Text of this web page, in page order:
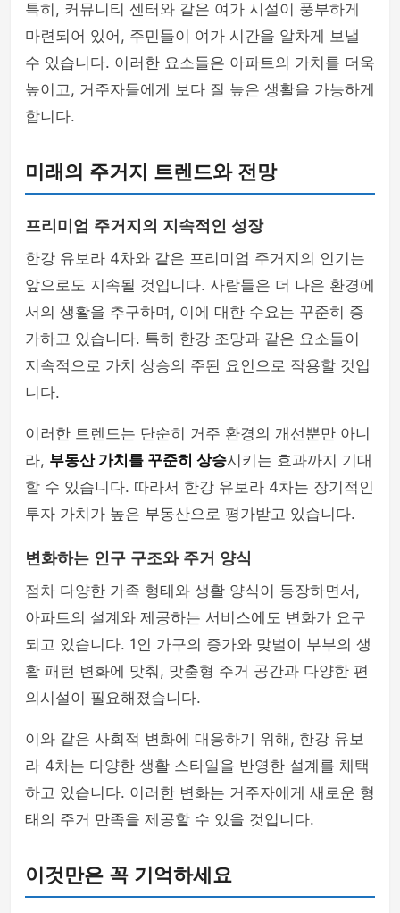
특히, 커뮤니티 센터와 같은 여가 시설이 풍부하게
마련되어 있어, 주민들이 여가 시간을 알차게 보낼
수 있습니다. 이러한 요소들은 아파트의 가치를 더욱
높이고, 거주자들에게 보다 질 높은 생활을 가능하게
합니다.
미래의 주거지 트렌드와 전망
프리미엄 주거지의 지속적인 성장
한강 유보라 4차와 같은 프리미엄 주거지의 인기는
앞으로도 지속될 것입니다. 사람들은 더 나은 환경에
서의 생활을 추구하며, 이에 대한 수요는 꾸준히 증
가하고 있습니다. 특히 한강 조망과 같은 요소들이
지속적으로 가치 상승의 주된 요인으로 작용할 것입
니다.
이러한 트렌드는 단순히 거주 환경의 개선뿐만 아니
라, 부동산 가치를 꾸준히 상승시키는 효과까지 기대
할 수 있습니다. 따라서 한강 유보라 4차는 장기적인
투자 가치가 높은 부동산으로 평가받고 있습니다.
변화하는 인구 구조와 주거 양식
점차 다양한 가족 형태와 생활 양식이 등장하면서,
아파트의 설계와 제공하는 서비스에도 변화가 요구
되고 있습니다. 1인 가구의 증가와 맞벌이 부부의 생
활 패턴 변화에 맞춰, 맞춤형 주거 공간과 다양한 편
의시설이 필요해졌습니다.
이와 같은 사회적 변화에 대응하기 위해, 한강 유보
라 4차는 다양한 생활 스타일을 반영한 설계를 채택
하고 있습니다. 이러한 변화는 거주자에게 새로운 형
태의 주거 만족을 제공할 수 있을 것입니다.
이것만은 꼭 기억하세요